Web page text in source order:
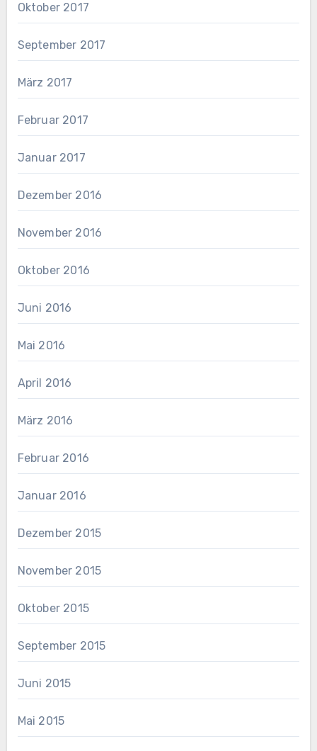
Oktober 2017
September 2017
März 2017
Februar 2017
Januar 2017
Dezember 2016
November 2016
Oktober 2016
Juni 2016
Mai 2016
April 2016
März 2016
Februar 2016
Januar 2016
Dezember 2015
November 2015
Oktober 2015
September 2015
Juni 2015
Mai 2015